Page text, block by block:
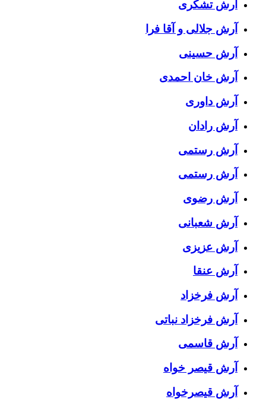
آرش تشکری
آرش جلالی و آقا فرا
آرش حسینی
آرش خان احمدی
آرش داوری
آرش رادان
آرش رستمى
آرش رستمی
آرش رضوی
آرش شعبانی
آرش عزیزی
آرش عنقا
آرش فرخزاد
آرش فرخزاد نباتی
آرش قاسمی
آرش قیصر خواه
آرش قیصرخواه